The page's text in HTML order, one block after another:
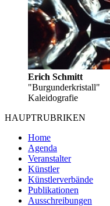
Erich Schmitt
"Burgunderkristall"
Kaleidografie
HAUPTRUBRIKEN
Home
Agenda
Veranstalter
Künstler
Künstlerverbände
Publikationen
Ausschreibungen